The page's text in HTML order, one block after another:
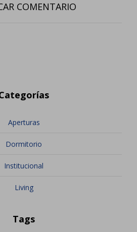
COMENTARIO
Aperturas
Dormitorio
Institucional
Living
Tags